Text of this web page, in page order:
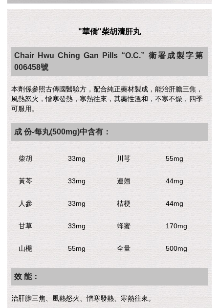
"華僑"柴胡清肝丸
Chair Hwu Ching Gan Pills “O.C.” 衛署成製字第
006458號
本劑係參照古傳國醫驗方，配合純正藥材製成，能治肝膽三焦，
風熱怒火，憎寒發熱，寒熱往來，其藥性溫和，不寒不燥，四季
可服用。
成 份-每丸(500mg)中含有：
柴胡 33mg 川芎 55mg
黃芩 33mg 連翹 44mg
人參 33mg 桔梗 44mg
甘草 33mg 蜂蜜 170mg
山梔 55mg 全量 500mg
效 能：
治肝膽三焦、風熱怒火、憎寒發熱、寒熱往來。